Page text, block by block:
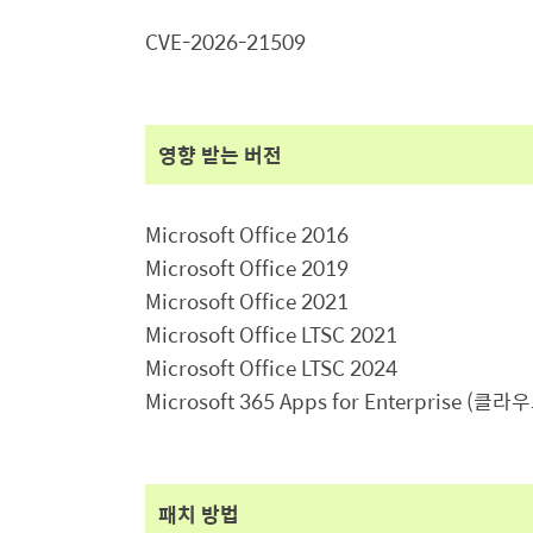
CVE-2026-21509
영향 받는 버전
Microsoft Office 2016
Microsoft Office 2019
Microsoft Office 2021
Microsoft Office LTSC 2021
Microsoft Office LTSC 2024
Microsoft 365 Apps for Enterprise (클라
패치 방법